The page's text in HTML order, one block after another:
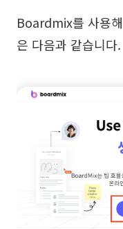
Boardmix를 사용
은 다음과 같습니다.